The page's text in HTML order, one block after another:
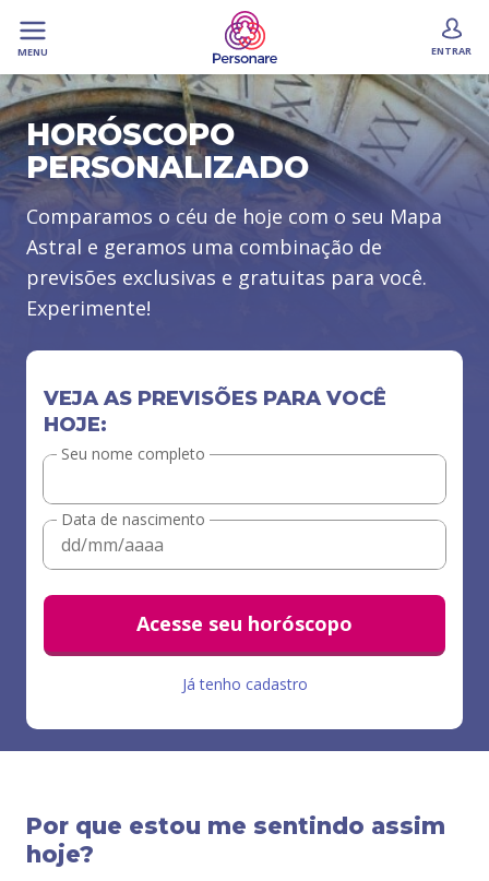
MENU ENTRAR
HORÓSCOPO
PERSONALIZADO
Comparamos o céu de hoje com o seu Mapa
Astral e geramos uma combinação de
previsões exclusivas e gratuitas para você.
Experimente!
VEJA AS PREVISÕES PARA VOCÊ
HOJE:
Seu nome completo
Data de nascimento
Acesse seu horóscopo
Já tenho cadastro
Por que estou me sentindo assim
hoje?